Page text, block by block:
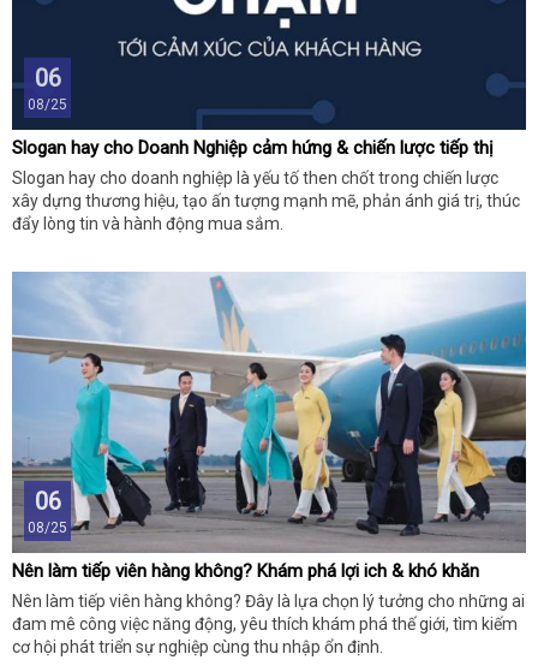
06
08/25
Slogan hay cho Doanh Nghiệp cảm hứng & chiến lược tiếp thị
Slogan hay cho doanh nghiệp là yếu tố then chốt trong chiến lược
xây dựng thương hiệu, tạo ấn tượng mạnh mẽ, phản ánh giá trị, thúc
đẩy lòng tin và hành động mua sắm.
06
08/25
Nên làm tiếp viên hàng không? Khám phá lợi ich & khó khăn
Nên làm tiếp viên hàng không? Đây là lựa chọn lý tưởng cho những ai
đam mê công việc năng động, yêu thích khám phá thế giới, tìm kiếm
cơ hội phát triển sự nghiệp cùng thu nhập ổn định.